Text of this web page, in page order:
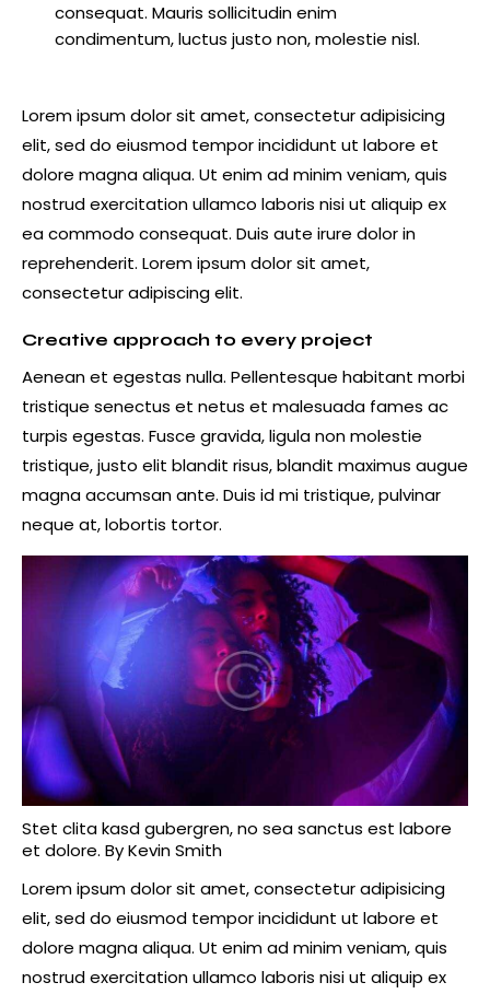
consequat. Mauris sollicitudin enim
condimentum, luctus justo non, molestie nisl.
Lorem ipsum dolor sit amet, consectetur adipisicing
elit, sed do eiusmod tempor incididunt ut labore et
dolore magna aliqua. Ut enim ad minim veniam, quis
nostrud exercitation ullamco laboris nisi ut aliquip ex
ea commodo consequat. Duis aute irure dolor in
reprehenderit. Lorem ipsum dolor sit amet,
consectetur adipiscing elit.
Creative approach to every project
Aenean et egestas nulla. Pellentesque habitant morbi
tristique senectus et netus et malesuada fames ac
turpis egestas. Fusce gravida, ligula non molestie
tristique, justo elit blandit risus, blandit maximus augue
magna accumsan ante. Duis id mi tristique, pulvinar
neque at, lobortis tortor.
Stet clita kasd gubergren, no sea sanctus est labore
et dolore. ByKevin Smith
Lorem ipsum dolor sit amet, consectetur adipisicing
elit, sed do eiusmod tempor incididunt ut labore et
dolore magna aliqua. Ut enim ad minim veniam, quis
nostrud exercitation ullamco laboris nisi ut aliquip ex